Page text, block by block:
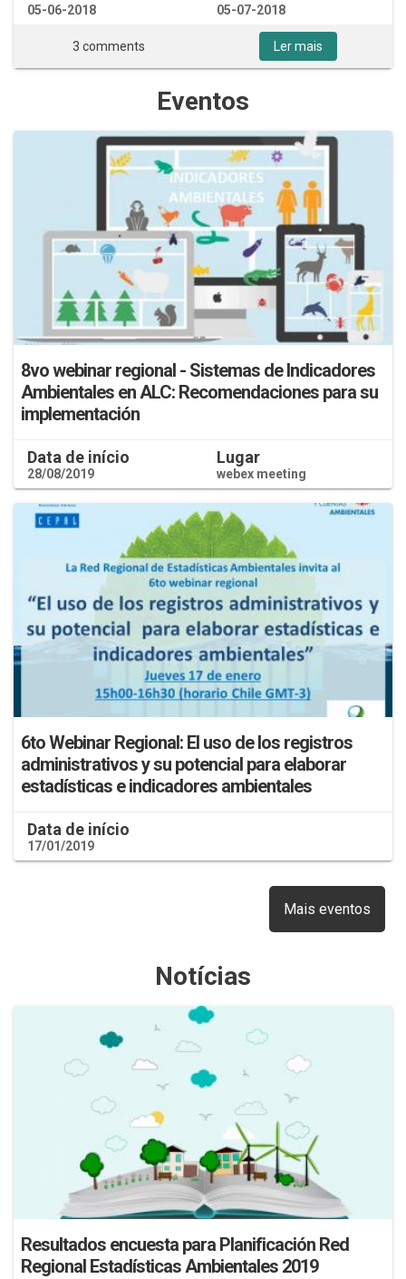
05-06-2018 05-07-2018
3 comments Ler mais
Eventos
8vo webinar regional - Sistemas de Indicadores
Ambientales en ALC: Recomendaciones para su
implementación
Data de início
28/08/2019
Lugar
webex meeting
6to Webinar Regional: El uso de los registros
administrativos y su potencial para elaborar
estadísticas e indicadores ambientales
Data de início
17/01/2019
Mais eventos
Notícias
Resultados encuesta para Planificación Red
Regional Estadísticas Ambientales 2019